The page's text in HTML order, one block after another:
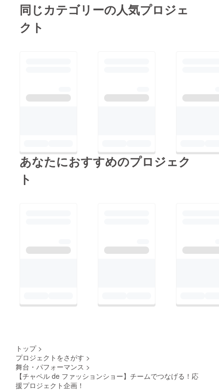
同じカテゴリーの人気プロジェ
クト
あなたにおすすめのプロジェク
ト
トップ >
プロジェクトをさがす >
舞台・パフォーマンス >
【チャペル de ファッションショー】チームでつなげる！応
援プロジェクト企画！